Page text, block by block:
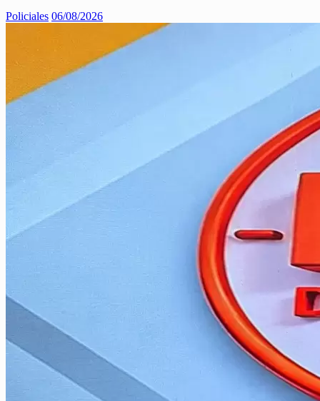
Policiales 06/08/2026